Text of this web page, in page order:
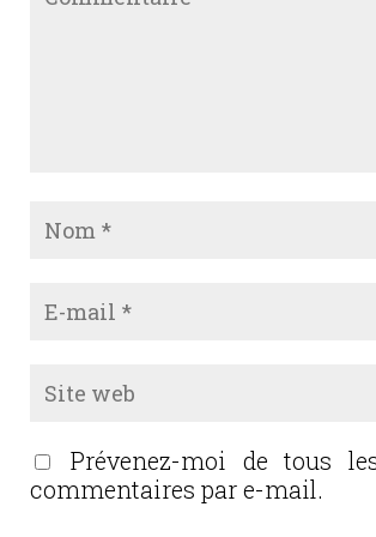
Prévenez-moi de tous
commentaires par e-mail.